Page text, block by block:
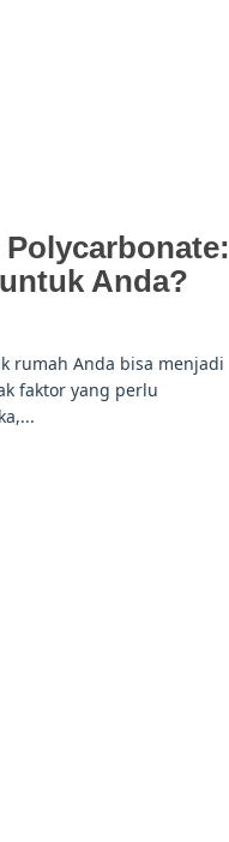
Anda?
rumah Anda bisa menjadi
faktor yang perlu